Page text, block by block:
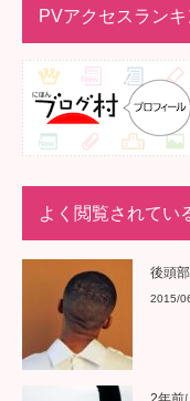
PVアクセスラン
よく閲覧されてい
後頭
2015/